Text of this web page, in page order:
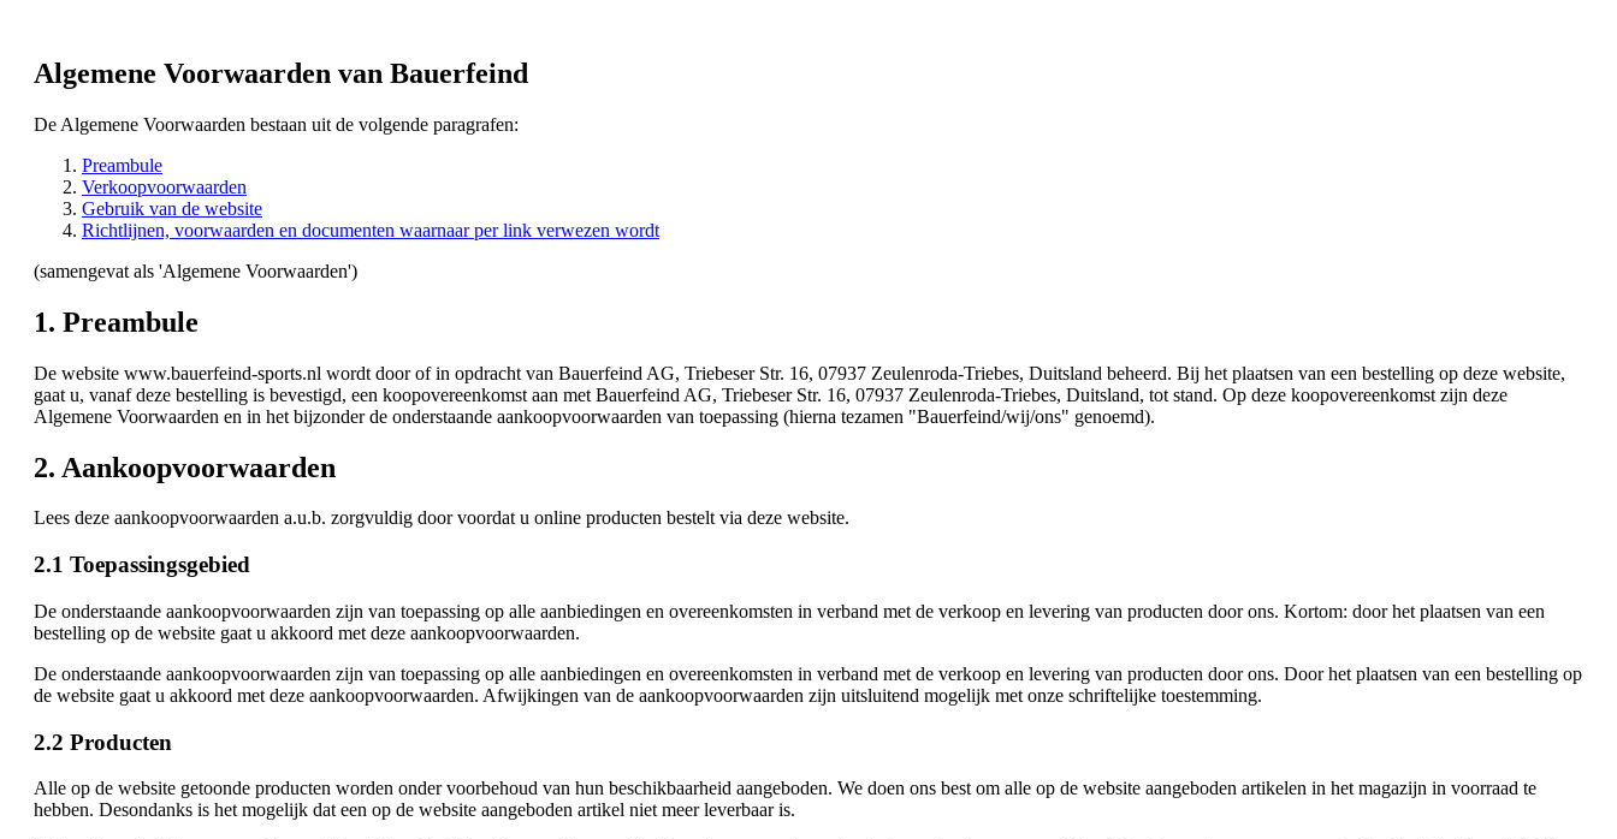
Algemene Voorwaarden van Bauerfeind
De Algemene Voorwaarden bestaan uit de volgende paragrafen:
Preambule
Verkoopvoorwaarden
Gebruik van de website
Richtlijnen, voorwaarden en documenten waarnaar per link verwezen wordt
(samengevat als 'Algemene Voorwaarden')
1. Preambule
De website www.bauerfeind-sports.nl wordt door of in opdracht van Bauerfeind AG, Triebeser Str. 16, 07937 Zeulenroda-Triebes, Duitsland beheerd. Bij het plaatsen van een bestelling op deze website,
gaat u, vanaf deze bestelling is bevestigd, een koopovereenkomst aan met Bauerfeind AG, Triebeser Str. 16, 07937 Zeulenroda-Triebes, Duitsland, tot stand. Op deze koopovereenkomst zijn deze
Algemene Voorwaarden en in het bijzonder de onderstaande aankoopvoorwaarden van toepassing (hierna tezamen "Bauerfeind/wij/ons" genoemd).
2. Aankoopvoorwaarden
Lees deze aankoopvoorwaarden a.u.b. zorgvuldig door voordat u online producten bestelt via deze website.
2.1 Toepassingsgebied
De onderstaande aankoopvoorwaarden zijn van toepassing op alle aanbiedingen en overeenkomsten in verband met de verkoop en levering van producten door ons. Kortom: door het plaatsen van een
bestelling op de website gaat u akkoord met deze aankoopvoorwaarden.
De onderstaande aankoopvoorwaarden zijn van toepassing op alle aanbiedingen en overeenkomsten in verband met de verkoop en levering van producten door ons. Door het plaatsen van een bestelling op
de website gaat u akkoord met deze aankoopvoorwaarden. Afwijkingen van de aankoopvoorwaarden zijn uitsluitend mogelijk met onze schriftelijke toestemming.
2.2 Producten
Alle op de website getoonde producten worden onder voorbehoud van hun beschikbaarheid aangeboden. We doen ons best om alle op de website aangeboden artikelen in het magazijn in voorraad te
hebben. Desondanks is het mogelijk dat een op de website aangeboden artikel niet meer leverbaar is.